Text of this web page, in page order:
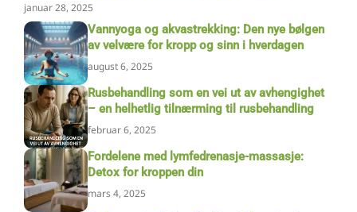
januar 28, 2025
Vannyoga og akvastrekking: Den nye bølgen
av velvære for kropp og sinn i hverdagen
august 6, 2025
Rusbehandling som en vei ut av avhengighet
– en helhetlig tilnærming til rusbehandling
februar 6, 2025
Fordelene med lymfedrenasje-massasje:
Detox for kroppen din
mars 4, 2025